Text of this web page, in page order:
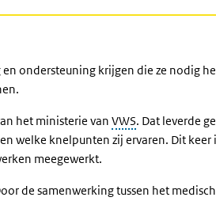
ondersteuning krijgen die ze nodig
het ministerie van VWS. Dat leverde
welke knelpunten zij ervaren. Dit keer
meegewerkt.
de samenwerking tussen het